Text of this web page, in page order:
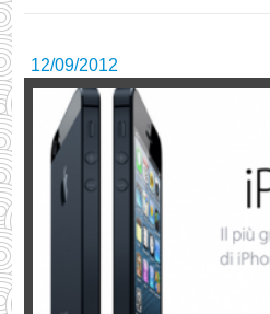
12/09/2012